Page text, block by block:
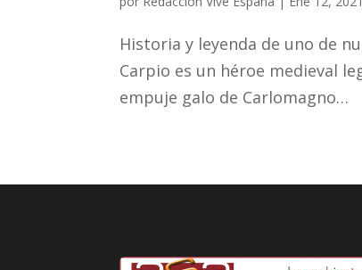
Historia y leyenda de uno de
Carpio es un héroe medieval
empuje galo de Carlomagno…